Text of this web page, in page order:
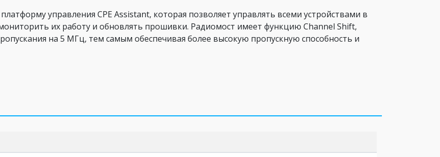
управления CPE Assistant, которая позволяет управлять всеми устройствами в
их работу и обновлять прошивки. Радиомост имеет функцию Channel Shift,
на 5 МГц, тем самым обеспечивая более высокую пропускную способность и